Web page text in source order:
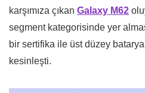
karşımıza çıkan Galaxy M62
segment kategorisinde yer
bir sertifika ile üst düzey
kesinleşti.